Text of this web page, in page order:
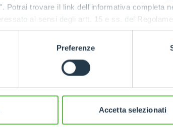
Potrai trovare il link dell'informativa completa
ai sensi degli artt. 15 e ss. del
Preferenze
Accetta selezionati